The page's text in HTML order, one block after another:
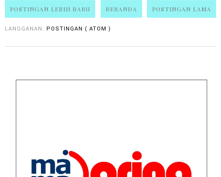
POSTINGAN LEBIH BARU POSTINGAN LAMA
BERANDA
LANGGANAN: POSTINGAN ( ATOM )